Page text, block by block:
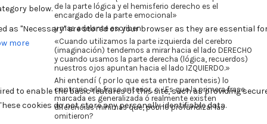
de la parte lógica y el hemisferio derecho es el
encargado de la parte emocional»
y mas adelante escriben:
«Cuando utilizamos la parte izquierda del cerebro
(imaginación) tendemos a mirar hacia el lado DERECHO
y cuando usamos la parte derecha (lógica, recuerdos)
nuestros ojos apuntan hacia el lado IZQUIERDO.»
Ahi entendí ( por lo que esta entre parentesis) lo
contrario a la frase anterior, o ¿Es que la primera frase
marcada es generalizada ó realmente existen
diferencias minimas que, por no profundizar las
omitieron?